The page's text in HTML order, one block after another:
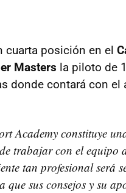
cuarta posición en el
Masters la piloto de
donde contará con el
Academy constituye
trabajar con el equipo
tan profesional será
que sus consejos y su